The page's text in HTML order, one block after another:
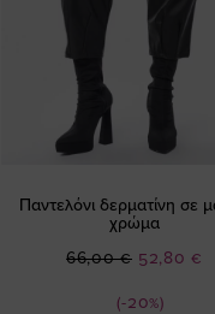
Παντελόνι δερματίνη σε
χρώμα
(-20%)
Ειδική
52,80 €
66,00 €